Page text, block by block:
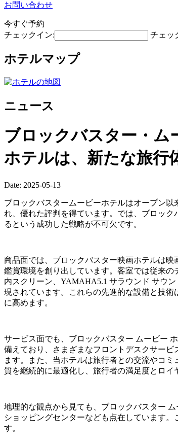
お問い合わせ
今すぐ予約
チェックイン:
チェッ
ホテルマップ
ニュース
ブロックバスター・ム
ホテルは、新たな旅行
Date: 2025-05-13
ブロックバスタームービーホテルはオープン
れ、優れた評判を得ています。では、ブロッ
るという成功した戦略が不可欠です。
商品面では、ブロックバスター映画ホテルは
鑑賞環境を創り出しています。客室では従来
内スクリーン、YAMAHA5.1 サラウンド サウ
現されています。これらの先進的な設備と技
に高めます。
サービス面でも、ブロックバスター ムービー
備えており、さまざまなフロントデスクサー
ます。また、当ホテルは旅行者との交流やコ
質を継続的に最適化し、旅行者の満足度とロイ
地理的な観点から見ても、ブロックバスター
ショッピングセンターなども点在しています
す。